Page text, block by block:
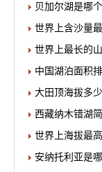
贝加尔湖是哪
世界上含沙量
世界上最长的
中国湖泊面积
大田顶海拔多
西藏纳木错湖
世界上海拔最
安纳托利亚是